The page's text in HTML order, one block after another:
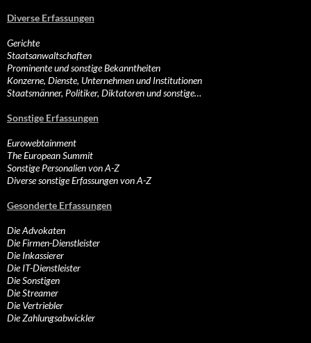
Diverse Erfassungen
Gerichte
Staatsanwaltschaften
Prominente und sonstige Bekanntheiten
Konzerne, Dienste, Unternehmen und Institutionen
Staatsmänner, Politiker, Diktatoren und sonstige…
Sonstige Erfassungen
Eurowebtainment
The European Summit
Sonstige Personalien von A-Z
Diverse sonstige Erfassungen von A-Z
Gesonderte Erfassungen
Die Advokaten
Die Firmen-Dienstleister
Die Inkassierer
Die IT-Dienstleister
Die Sonstigen
Die Streamer
Die Vertriebler
Die Zahlungsabwickler